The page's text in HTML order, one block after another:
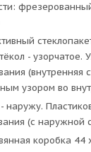
- узорчатое.
(внутренняя
узором во
наружу.
(с наружной
коробка 44